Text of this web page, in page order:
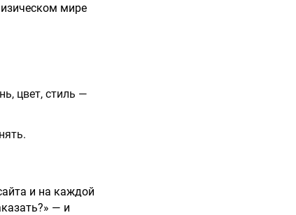
мире
цвет, стиль —
и на каждой
— и